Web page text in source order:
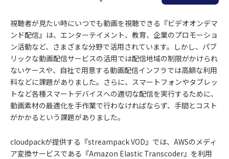
視聴者が見たい時にいつでも動画を視聴できる『ビデオオンデマ
ンド配信』は、エンターテイメント、教育、企業のプロモーショ
ン活動など、さまざまな分野で活用されています。しかし、パブ
リックな動画配信サービスの活用では配信地域の制限がかけられ
ないケースや、自社で用意する動画配信インフラでは高額な利用
料などに課題がありました。さらに、スマートフォンやタブレッ
トなど各種スマートデバイスへの適切な配信を実行するために、
動画素材の最適化を手作業で行わなければならず、手間とコスト
がかかるという課題がありました。
cloudpackが提供する『streampack VOD』では、AWSのメディ
ア変換サービスである『Amazon Elastic Transcoder』を利用